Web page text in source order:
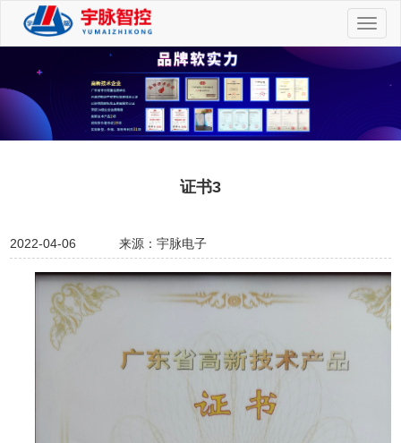
切
换
证书3
2022-04-06 来源：宇脉电子